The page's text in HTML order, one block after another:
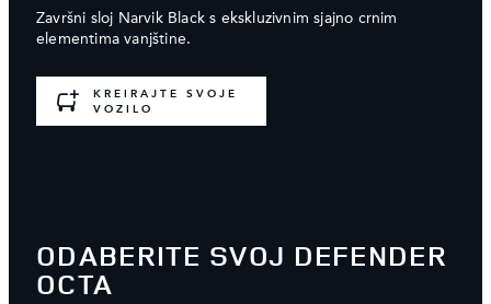
Završni sloj Narvik Black s ekskluzivnim sjajno crnim
elementima vanjštine.
KREIRAJTE SVOJE
VOZILO
ODABERITE SVOJ DEFENDER
OCTA